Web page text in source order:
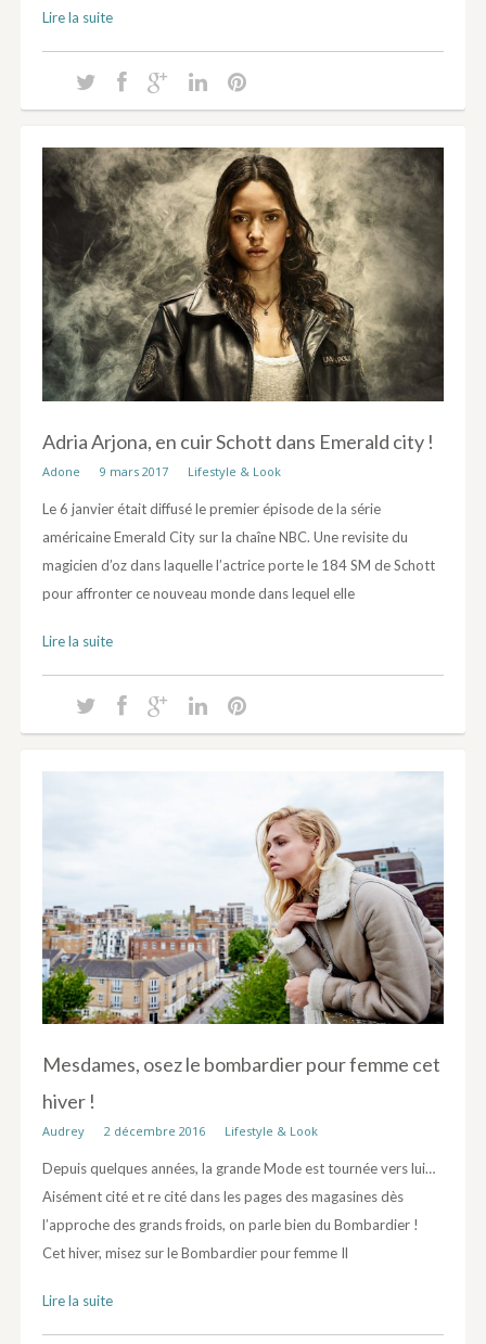
Lire la suite
Adria Arjona, en cuir Schott dans Emerald city !
Adone 9 mars 2017 Lifestyle & Look
Le 6 janvier était diffusé le premier épisode de la série
américaine Emerald City sur la chaîne NBC. Une revisite du
magicien d’oz dans laquelle l’actrice porte le 184 SM de Schott
pour affronter ce nouveau monde dans lequel elle
Lire la suite
Mesdames, osez le bombardier pour femme cet
hiver !
Audrey 2 décembre 2016 Lifestyle & Look
Depuis quelques années, la grande Mode est tournée vers lui…
Aisément cité et re cité dans les pages des magasines dès
l’approche des grands froids, on parle bien du Bombardier !
Cet hiver, misez sur le Bombardier pour femme Il
Lire la suite